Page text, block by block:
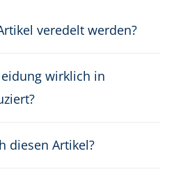
veredelt werden?
wirklich in
diesen Artikel?